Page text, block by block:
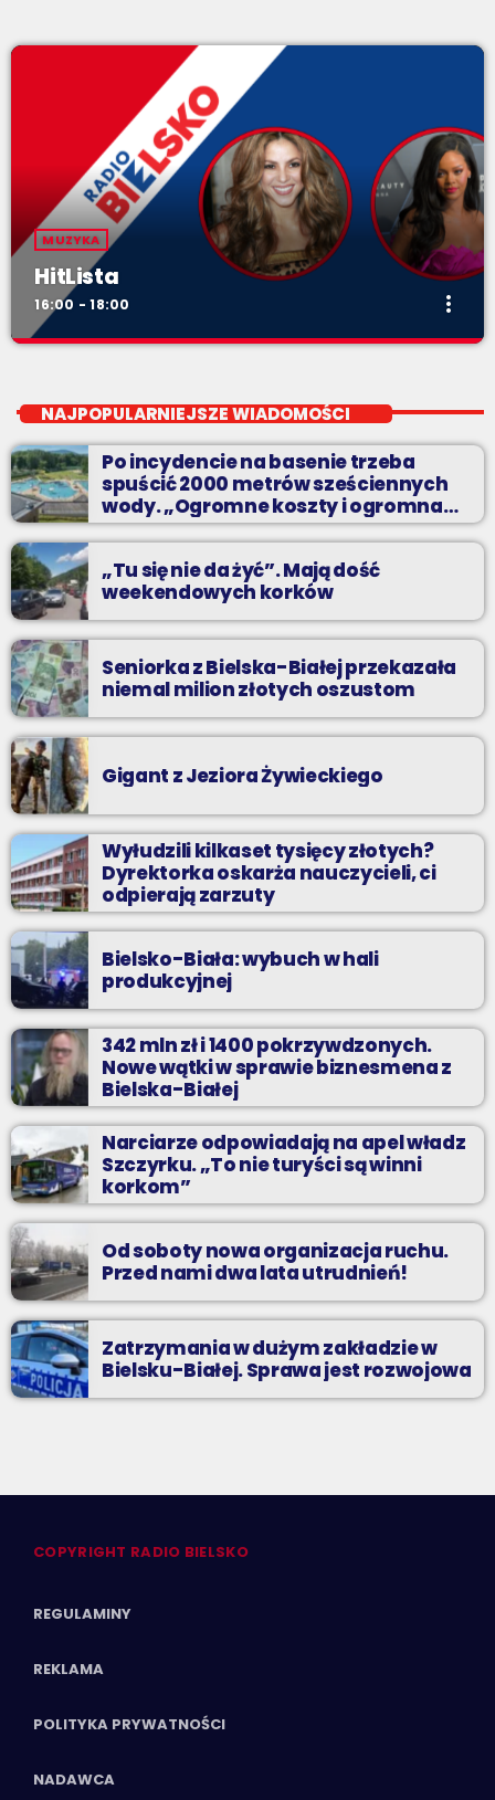
MUZYKA
HitLista
16:00 - 18:00 more_vert
Dwadzieścia najpopularniejszych nagrań na Podbeskidziu. A
które są najpopularniejsze? Możesz zdecydować sam!
NAJPOPULARNIEJSZE WIADOMOŚCI
Po incydencie na basenie trzeba
spuścić 2000 metrów sześciennych
wody. „Ogromne koszty i ogromna
praca”
„Tu się nie da żyć”. Mają dość
weekendowych korków
Seniorka z Bielska-Białej przekazała
niemal milion złotych oszustom
Gigant z Jeziora Żywieckiego
Wyłudzili kilkaset tysięcy złotych?
Dyrektorka oskarża nauczycieli, ci
odpierają zarzuty
Bielsko-Biała: wybuch w hali
produkcyjnej
342 mln zł i 1400 pokrzywdzonych.
Nowe wątki w sprawie biznesmena z
Bielska-Białej
Narciarze odpowiadają na apel władz
Szczyrku. „To nie turyści są winni
korkom”
Od soboty nowa organizacja ruchu.
Przed nami dwa lata utrudnień!
Zatrzymania w dużym zakładzie w
Bielsku-Białej. Sprawa jest rozwojowa
COPYRIGHT RADIO BIELSKO
REGULAMINY
REKLAMA
POLITYKA PRYWATNOŚCI
NADAWCA